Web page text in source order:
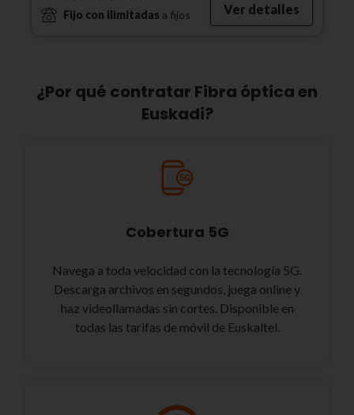
Fijo con ilimitadas a fijos Ver detalles
¿Por qué contratar Fibra óptica en
Euskadi?
Cobertura 5G
Navega a toda velocidad con la tecnología 5G.
Descarga archivos en segundos, juega online y
haz videollamadas sin cortes. Disponible en
todas las tarifas de móvil de Euskaltel.